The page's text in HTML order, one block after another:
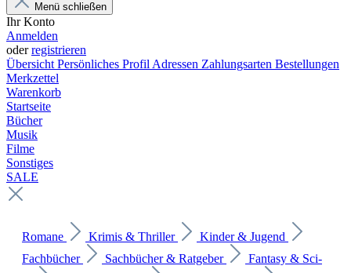
Menü schließen
Ihr Konto
Anmelden
oderregistrieren
Übersicht Persönliches Profil Adressen Zahlungsarten Bestellungen
Merkzettel
Warenkorb
Startseite
Bücher
Musik
Filme
Sonstiges
SALE
Romane Krimis & Thriller
Kinder & Jugend
Fachbücher
Sachbücher & Ratgeber
Fantasy & Sci-